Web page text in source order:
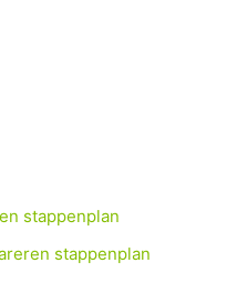
stappenplan
stappenplan